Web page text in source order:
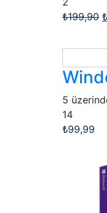
₺199,90 ₺
5
14
₺99,99